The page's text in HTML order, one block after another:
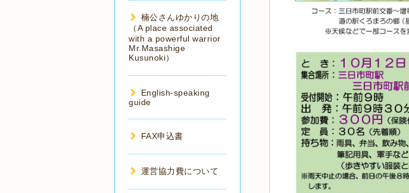
楠公さんゆかりの地
（A place associated
with a powerful warrior
Mr.Masashige
Kusunoki）
English-speaking
guide
FAX申込書
運営協力費について